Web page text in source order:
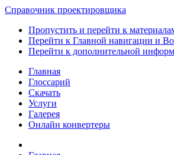
Справочник проектировщика
Пропустить и перейти к
Перейти к Главной навигации и
Перейти к дополнительной
Главная
Глоссарий
Скачать
Услуги
Галерея
Онлайн конвертеры